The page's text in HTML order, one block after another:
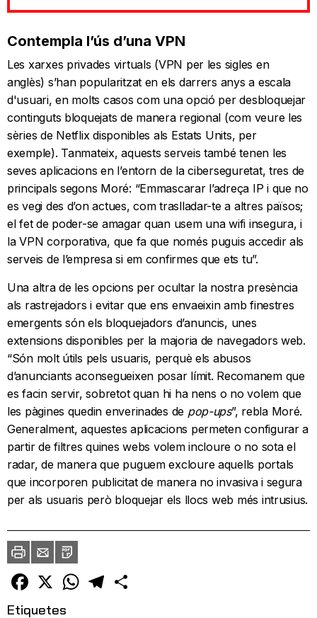
Contempla l’ús d’una VPN
Les xarxes privades virtuals (VPN per les sigles en
anglès) s’han popularitzat en els darrers anys a escala
d'usuari, en molts casos com una opció per desbloquejar
continguts bloquejats de manera regional (com veure les
sèries de Netflix disponibles als Estats Units, per
exemple). Tanmateix, aquests serveis també tenen les
seves aplicacions en l’entorn de la ciberseguretat, tres de
principals segons Moré: “Emmascarar l’adreça IP i que no
es vegi des d’on actues, com traslladar-te a altres països;
el fet de poder-se amagar quan usem una wifi insegura, i
la VPN corporativa, que fa que només puguis accedir als
serveis de l’empresa si em confirmes que ets tu”.
Una altra de les opcions per ocultar la nostra presència
als rastrejadors i evitar que ens envaeixin amb finestres
emergents són els bloquejadors d’anuncis, unes
extensions disponibles per la majoria de navegadors web.
“Són molt útils pels usuaris, perquè els abusos
d’anunciants aconsegueixen posar límit. Recomanem que
es facin servir, sobretot quan hi ha nens o no volem que
les pàgines quedin enverinades de pop-ups”, rebla Moré.
Generalment, aquestes aplicacions permeten configurar a
partir de filtres quines webs volem incloure o no sota el
radar, de manera que puguem excloure aquells portals
que incorporen publicitat de manera no invasiva i segura
per als usuaris però bloquejar els llocs web més intrusius.
ImprimirEnvia
un
amic
PDF
Facebook
X WhatsAppTelegram
Etiquetes